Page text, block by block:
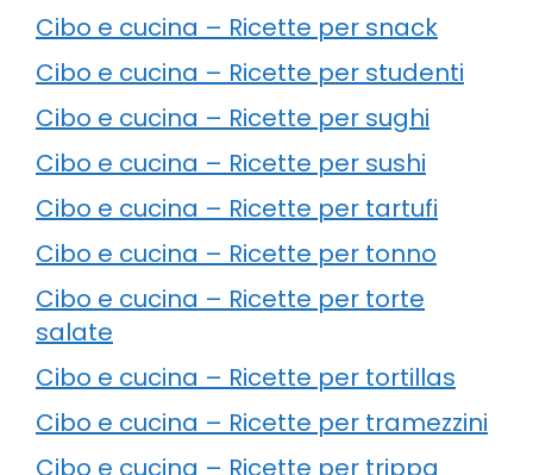
Cibo e cucina – Ricette per snack
Cibo e cucina – Ricette per studenti
Cibo e cucina – Ricette per sughi
Cibo e cucina – Ricette per sushi
Cibo e cucina – Ricette per tartufi
Cibo e cucina – Ricette per tonno
Cibo e cucina – Ricette per torte
salate
Cibo e cucina – Ricette per tortillas
Cibo e cucina – Ricette per tramezzini
Cibo e cucina – Ricette per trippa